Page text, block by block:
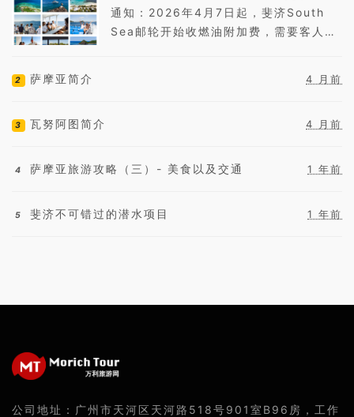
South Se...
通知：2026年4月7日起，斐济South
Sea邮轮开始收燃油附加费，需要客人码
2 萨摩亚简介 4 月前
3 瓦努阿图简介 4 月前
4 萨摩亚旅游攻略（三）- 美食以及交通 1 年前
5 斐济不可错过的潜水项目 1 年前
公司地址：广州市天河区天河路518号901室B96房，工作